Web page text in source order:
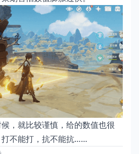
，就比较谨慎，给的数值也很
不能打，抗不能抗……